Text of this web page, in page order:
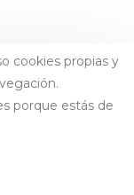
cookies propias y
porque estás de